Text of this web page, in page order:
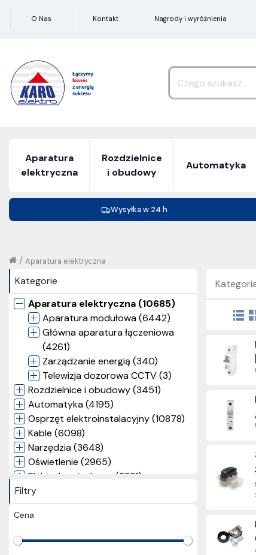
O Nas Kontakt Nagrody i wyróżnienia
Aparatura
elektryczna
Rozdzielnice
i obudowy
Automatyka
Wysyłka w 24 h
Aparatura elektryczna
/
Kategorie
Aparatura elektryczna (10685)
Aparatura modułowa (6442)
Główna aparatura łączeniowa
(4261)
Zarządzanie energią (340)
Telewizja dozorowa CCTV (3)
Rozdzielnice i obudowy (3451)
Automatyka (4195)
Osprzęt elektroinstalacyjny (10878)
Kable (6098)
Narzędzia (3648)
Oświetlenie (2965)
Elektryka użytkowa (3231)
Nagrody (57)
Inne (1)
Filtry
Cena